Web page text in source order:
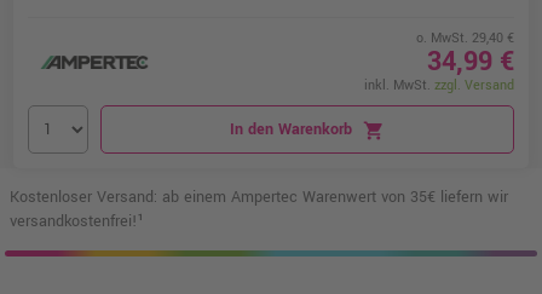
o. MwSt. 29,40 €
34,99 €
inkl. MwSt. zzgl. Versand
In den Warenkorb shopping_cart
Kostenloser Versand: ab einem Ampertec Warenwert von 35€ liefern wir
versandkostenfrei!¹